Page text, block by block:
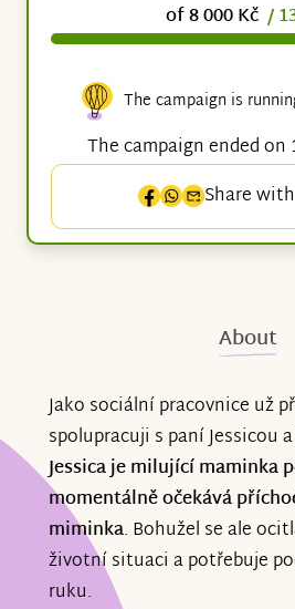
of 8 000 Kč /
The campaign is
The campaign ended on
Share
About
Jako sociální pracovnice už
spolupracuji s paní Jessicou
Jessica je milující maminka
momentálně očekává
miminka. Bohužel se ale
životní situaci a potřebuje
ruku.